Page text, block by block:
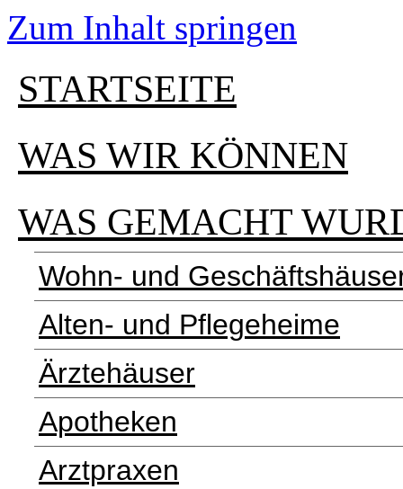
Zum Inhalt springen
STARTSEITE
WAS WIR KÖNNEN
WAS GEMACHT
Wohn- und
Alten- und Pflegeheime
Ärztehäuser
Apotheken
Arztpraxen